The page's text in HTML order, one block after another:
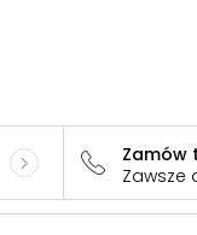
Zamów
Zawsze